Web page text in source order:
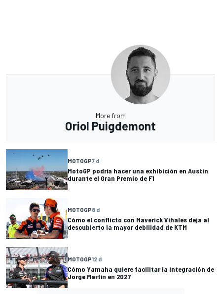
More from
Oriol Puigdemont
MOTOGP7 d
MotoGP podría hacer una exhibición en Austin
durante el Gran Premio de F1
MOTOGP8 d
Cómo el conflicto con Maverick Viñales deja al
descubierto la mayor debilidad de KTM
MOTOGP12 d
Cómo Yamaha quiere facilitar la integración de
Jorge Martín en 2027